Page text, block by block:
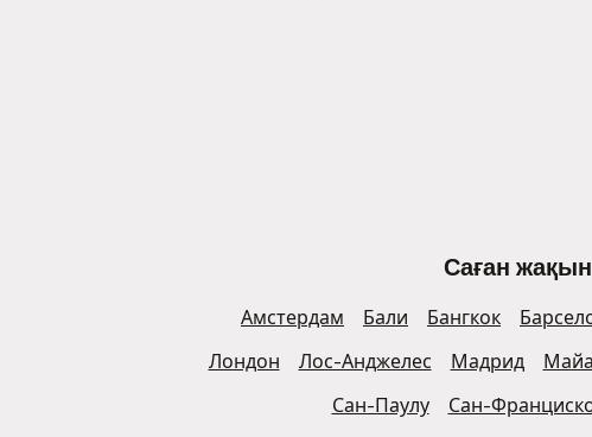
Саған
Амстердам Бали Бангкок
Лондон
Лос-Анджелес Мадрид
Сан-Паулу
Сан-